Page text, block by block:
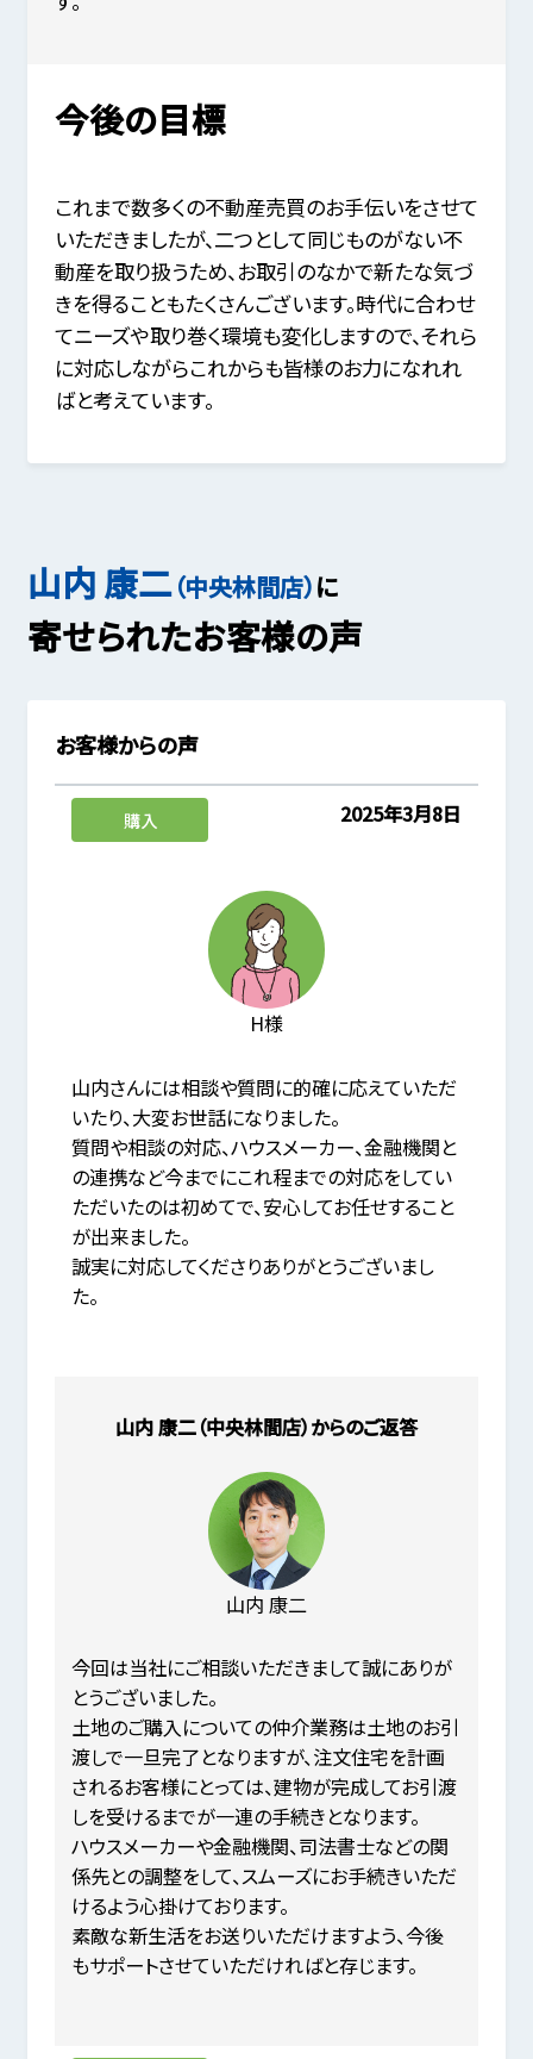
今後の目標
これまで数多くの不動産売買のお手伝いをさせて
いただきましたが、二つとして同じものがない不
動産を取り扱うため、お取引のなかで新たな気づ
きを得ることもたくさんございます。時代に合わせ
てニーズや取り巻く環境も変化しますので、それら
に対応しながらこれからも皆様のお力になれれ
ばと考えています。
山内 康二（中央林間店）に
寄せられたお客様の声
お客様からの声
購入 2025年3月8日
H様
山内さんには相談や質問に的確に応えていただ
いたり、大変お世話になりました。
質問や相談の対応、ハウスメーカー、金融機関と
の連携など今までにこれ程までの対応をしてい
ただいたのは初めてで、安心してお任せすること
が出来ました。
誠実に対応してくださりありがとうございまし
た。
山内 康二（中央林間店）からのご返答
山内 康二
今回は当社にご相談いただきまして誠にありが
とうございました。
土地のご購入についての仲介業務は土地のお引
渡しで一旦完了となりますが、注文住宅を計画
されるお客様にとっては、建物が完成してお引渡
しを受けるまでが一連の手続きとなります。
ハウスメーカーや金融機関、司法書士などの関
係先との調整をして、スムーズにお手続きいただ
けるよう心掛けております。
素敵な新生活をお送りいただけますよう、今後
もサポートさせていただければと存じます。